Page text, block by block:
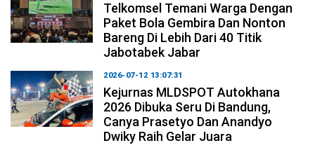
Telkomsel Temani Warga Dengan
Paket Bola Gembira Dan Nonton
Bareng Di Lebih Dari 40 Titik
Jabotabek Jabar
2026-07-12 13:07:31
Kejurnas MLDSPOT Autokhana
2026 Dibuka Seru Di Bandung,
Canya Prasetyo Dan Anandyo
Dwiky Raih Gelar Juara